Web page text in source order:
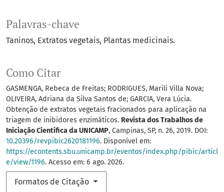
Palavras-chave
Taninos Extratos vegetais Plantas medicinais.
Como Citar
GASMENGA, Rebeca de Freitas; RODRIGUES, Marili Villa Nova;
OLIVEIRA, Adriana da Silva Santos de; GARCIA, Vera Lúcia.
Obtenção de extratos vegetais fracionados para aplicação na
triagem de inibidores enzimáticos. Revista dos Trabalhos de
Iniciação Científica da UNICAMP, Campinas, SP, n. 26, 2019. DOI:
10.20396/revpibic2620181196. Disponível em:
https://econtents.sbu.unicamp.br/eventos/index.php/pibic/articl
e/view/1196. Acesso em: 6 ago. 2026.
Formatos de Citação